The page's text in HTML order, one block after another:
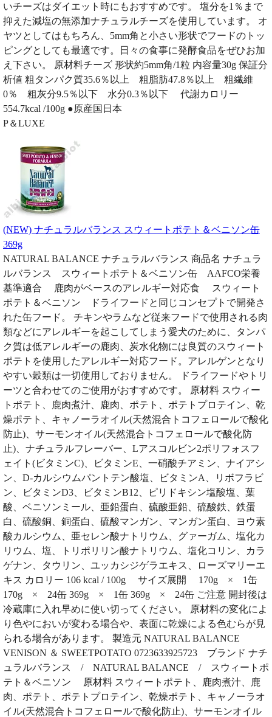
いチーズはダイエット時にもおすすめです。 塩分を1％まで
抑えた減塩の無添加ナチュラルチーズを使用しています。 オ
ヤツとしてはもちろん、5mm角と小さい形状でフードのトッ
ピングとしても最適です。日々の食事に発酵食品をぜひお加
え下さい。 原材料チーズ 形状約5mm角/1粒 内容量30g 保証分
析値 粗タンパク質35.6％以上 粗脂肪47.8％以上 粗繊維
0％ 粗灰分9.5％以下 水分0.3％以下 代謝カロリー
554.7kcal /100g ●原産国日本
P＆LUXE
(NEW) ナチュラルバランス スウィートポテト＆ベニソン缶
369g
NATURAL BALANCE ナチュラルバランス 商品名 ナチュラ
ルバランス スウィートポテト＆ベニソン缶 AAFCO栄養
基準適合 鹿肉がベースのアレルギー対応食 スウィート
ポテト＆ベニソン ドライフードと同じコンセプトで開発さ
れた缶フード。 チキンやラムなど従来フードで使用される肉
類などにアレルギーを起こしてしまう愛犬のために、タンパ
ク質は低アレルギーの鹿肉、炭水化物には良質のスウィート
ポテトを使用したアレルギー対応フード。アレルゲンとなり
やすい穀類は一切使用しておりません。 ドライフードやトリ
ーツと合わせてのご使用がおすすめです。 原材料 スウィー
トポテト、鹿肉煮汁、鹿肉、ポテト、ポテトプロテイン、乾
燥ポテト、キャノーラオイル(天然混合トコフェロールで酸化
防止)、サーモンオイル(天然混合トコフェロールで酸化防
止)、ナチュラルフレーバー、Lアスコルビン2ポリフォスフ
ェイト(ビタミンC)、ビタミンE、一硝酸チアミン、ナイアシ
ン、D-カルシウムパントテン酸塩、ビタミンA、リボフラビ
ン、ビタミンD3、ビタミンB12、ピリドキシン塩酸塩、葉
酸、ベニソンミール、亜鉛蛋白、硫酸亜鉛、硫酸鉄、鉄蛋
白、硫酸銅、銅蛋白、硫酸マンガン、マンガン蛋白、ヨウ素
酸カルシウム、亜セレン酸ナトリウム、グァーガム、塩化カ
リウム、塩、トリポリリン酸ナトリウム、塩化コリン、カラ
ゲナン、タウリン、ユッカシジゲラエキス、ローズマリーエ
キス カロリー 106 kcal / 100g サイズ展開 170g × 1缶
170g × 24缶 369g × 1缶 369g × 24缶 ご注意 開封後は
冷蔵庫に入れ早めに使い切ってください。 原材料の変化によ
り色やにおいが変わる場合や、表面に乾燥による色むらが見
られる場合があります。 製造元 NATURAL BALANCE
VENISON ＆ SWEETPOTATO 0723633925723 ブランド ナチ
ュラルバランス / NATURAL BALANCE / スウィートポ
テト＆ベニソン 原材料 スウィートポテト、鹿肉煮汁、鹿
肉、ポテト、ポテトプロテイン、乾燥ポテト、キャノーラオ
イル(天然混合トコフェロールで酸化防止)、サーモンオイル